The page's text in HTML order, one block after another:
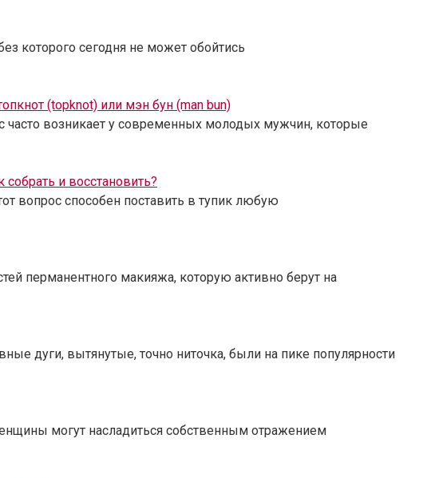
которого сегодня не может обойтись
(topknot) или мэн бун (man bun)
часто возникает у современных молодых мужчин, которые
и восстановить?
вопрос способен поставить в тупик любую
перманентного макияжа, которую активно берут на
дуги, вытянутые, точно ниточка, были на пике популярности
могут насладиться собственным отражением